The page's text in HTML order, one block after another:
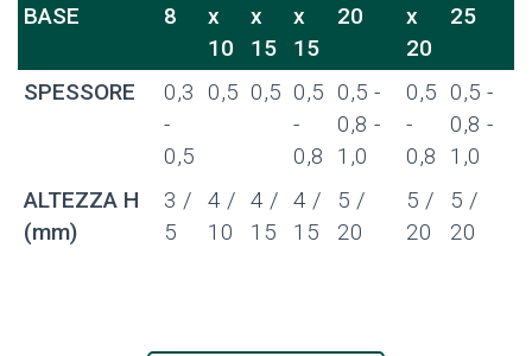
BASE
8
x
10
x
15
x
15
20
x
20
25
SPESSORE
0,3
-
0,5
0,5 0,5 0,5
-
0,8
0,5 -
0,8 -
1,0
0,5
-
0,8
0,5 -
0,8 -
1,0
ALTEZZA H
(mm)
3 /
5
4 /
10
4 /
15
4 /
15
5 /
20
5 /
20
5 /
20